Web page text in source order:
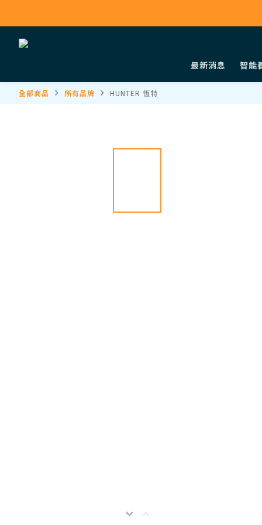
最新消息 智能
全部商品 所有品牌 HUNTER 恆特